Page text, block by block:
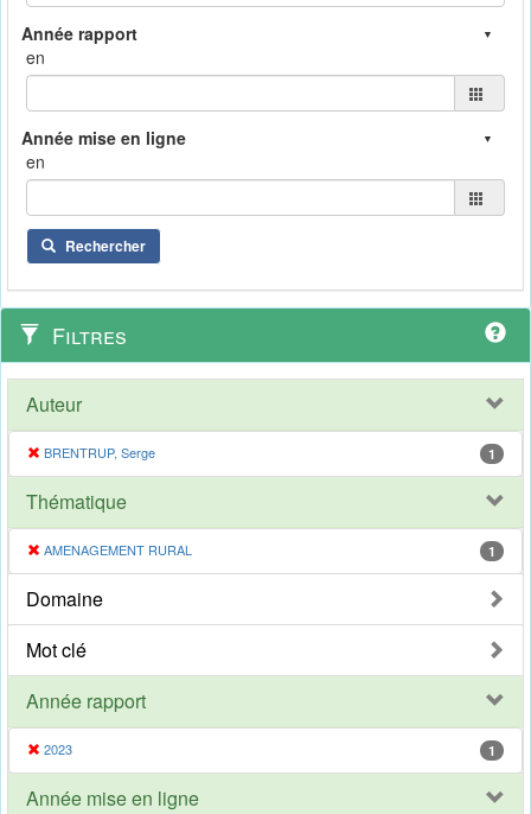
en
en
Rechercher
Filtres
Auteur
BRENTRUP, Serge 1
Thématique
AMENAGEMENT RURAL 1
Domaine
Mot clé
Année rapport
2023 1
Année mise en ligne